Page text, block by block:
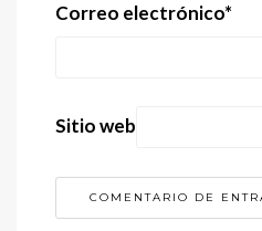
Correo electrónico*
Sitio web